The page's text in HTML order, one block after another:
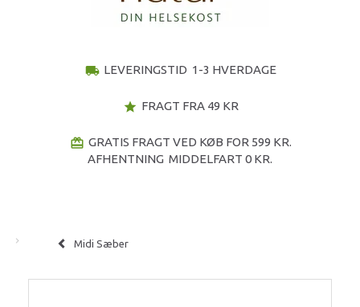
local_shipping LEVERINGSTID 1-3 HVERDAGE
star FRAGT FRA 49 KR
redeem GRATIS FRAGT VED KØB FOR 599 KR.
AFHENTNING MIDDELFART 0 KR.
Midi Sæber